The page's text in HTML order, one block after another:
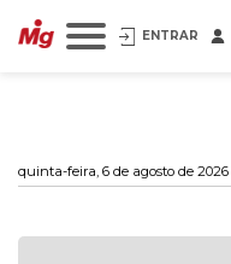
ENTRAR
quinta-feira, 6 de agosto de 2026